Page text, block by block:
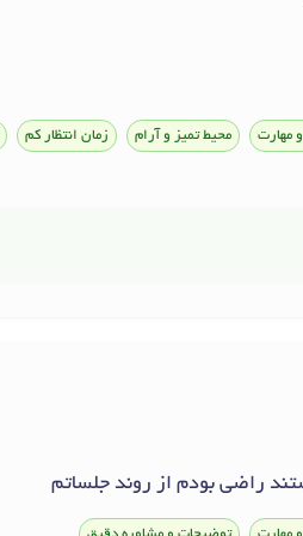
مهارت محیط تمیز و آرام زمان انتظار کم
راضی بودم از روند جلساتم